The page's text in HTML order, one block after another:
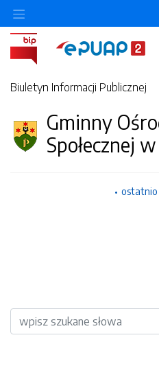
Biuletyn Informacji Publicznej
Gminny
Społecznej
Wyszukiwarka